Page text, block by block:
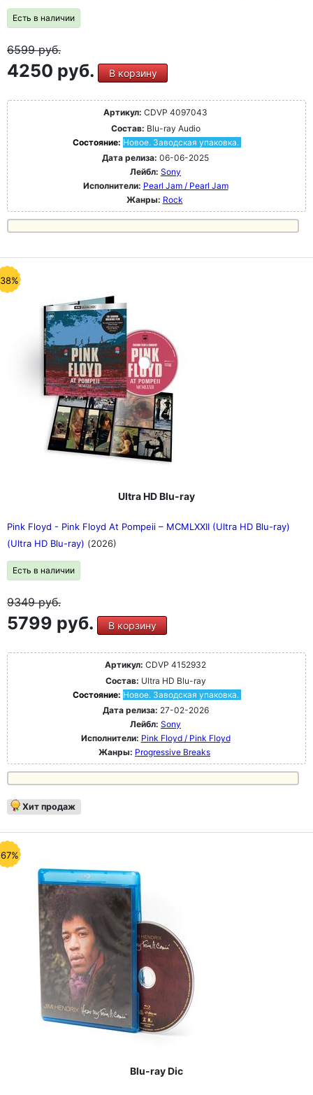
Есть в наличии
6599руб.
4250 руб. В корзину
Артикул: CDVP 4097043
Состав: Blu-ray Audio
Состояние: Новое. Заводская упаковка.
Дата релиза: 06-06-2025
Лейбл: Sony
Исполнители: Pearl Jam / Pearl Jam
Жанры: Rock
Ultra HD Blu-ray
Pink Floyd - Pink Floyd At Pompeii – MCMLXXII (Ultra HD Blu-ray)
(Ultra HD Blu-ray) (2026)
Есть в наличии
9349руб.
5799 руб. В корзину
Артикул: CDVP 4152932
Состав: Ultra HD Blu-ray
Состояние: Новое. Заводская упаковка.
Дата релиза: 27-02-2026
Лейбл: Sony
Исполнители: Pink Floyd / Pink Floyd
Жанры: Progressive Breaks
Хит продаж
Blu-ray Dic